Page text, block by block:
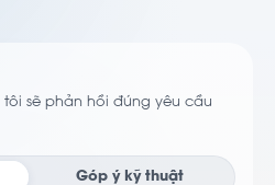
sẽ phản hồi đúng yêu cầu
Góp ý kỹ thuật